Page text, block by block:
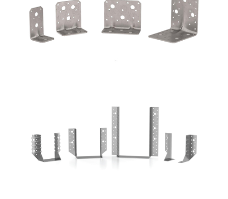
ROTHOBLAAS
Scarpe metalliche BSA
ROTHOBLAAS